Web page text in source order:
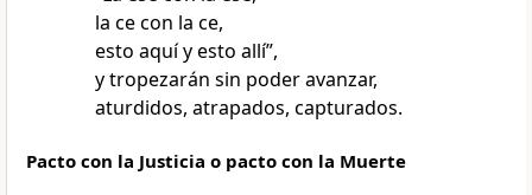
la ce con la ce,
esto aquí y esto allí”,
y tropezarán sin poder avanzar,
aturdidos, atrapados, capturados.
Pacto con la Justicia o pacto con la Muerte